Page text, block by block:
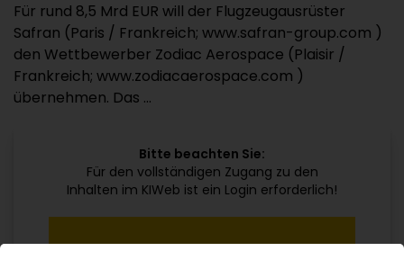
Für rund 8,5 Mrd EUR will der Flugzeugausrüster
Safran (Paris / Frankreich; www.safran-group.com )
den Wettbewerber Zodiac Aerospace (Plaisir /
Frankreich; www.zodiacaerospace.com )
übernehmen. Das ...
Bitte beachten Sie:
Für den vollständigen Zugang zu den
Inhalten im KIWeb ist ein Login erforderlich!